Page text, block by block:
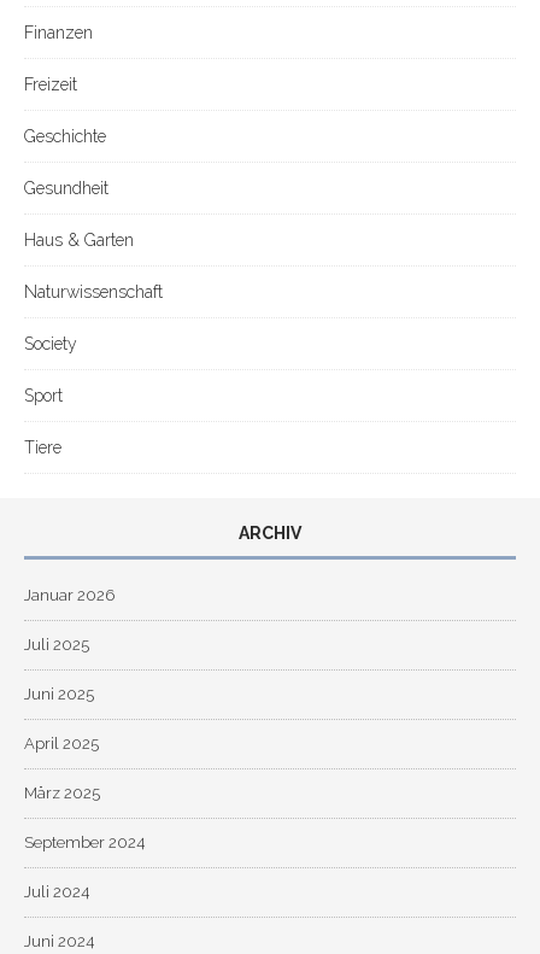
Finanzen
Freizeit
Geschichte
Gesundheit
Haus & Garten
Naturwissenschaft
Society
Sport
Tiere
ARCHIV
Januar 2026
Juli 2025
Juni 2025
April 2025
März 2025
September 2024
Juli 2024
Juni 2024